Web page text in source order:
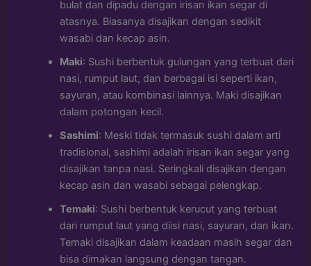
bulat dan dipadu dengan irisan ikan segar di
atasnya. Biasanya disajikan dengan sedikit
wasabi dan kecap asin.
Maki: Sushi berbentuk gulungan yang terbuat dari
nasi, rumput laut, dan berbagai isi seperti ikan,
sayuran, atau kombinasi lainnya. Maki disajikan
dalam potongan kecil.
Sashimi: Meski tidak termasuk sushi dalam arti
tradisional, sashimi adalah irisan ikan segar yang
disajikan tanpa nasi. Seringkali disajikan dengan
kecap asin dan wasabi sebagai pelengkap.
Temaki: Sushi berbentuk kerucut yang terbuat
dari rumput laut yang diisi nasi, sayuran, dan ikan.
Temaki disajikan dalam keadaan masih segar dan
bisa dimakan langsung dengan tangan.